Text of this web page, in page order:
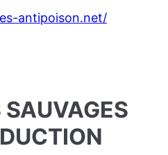
antipoison.net/